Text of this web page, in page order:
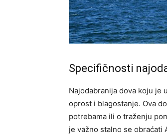
Specifičnosti
Najodabranija dova koju je
oprost i blagostanje. Ova
potrebama ili o traženju
je važno stalno se obraćati